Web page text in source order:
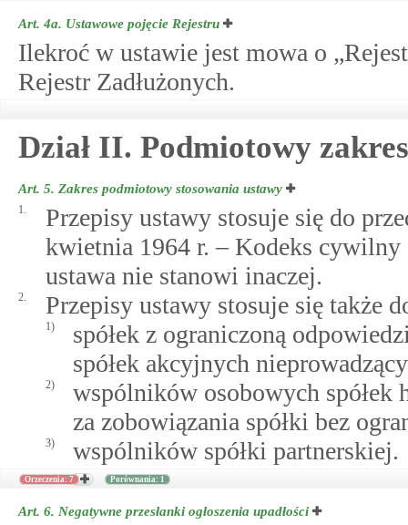
Art. 4a. Ustawowe pojęcie Rejestru
Ilekroć w ustawie jest mowa o
Rejestr Zadłużonych.
Dział II. Podmiotowy
Art. 5. Zakres podmiotowy stosowania ustawy
1.
Przepisy ustawy stosuje się do
kwietnia 1964 r. – Kodeks
ustawa nie stanowi inaczej.
2. Przepisy ustawy stosuje się także
1)
spółek z ograniczoną
spółek akcyjnych
2)
wspólników osobowych spółek
za zobowiązania spółki bez
3) wspólników spółki partnerskiej.
Orzeczenia: 7 Porównania: 1
Art. 6. Negatywne przesłanki ogłoszenia upadłości